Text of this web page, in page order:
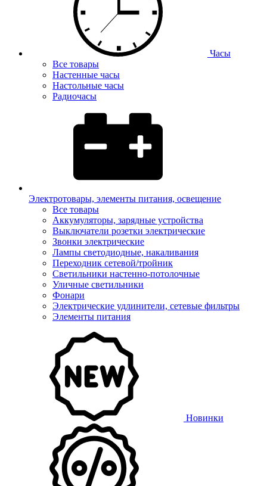
Часы
Все товары
Настенные часы
Настольные часы
Радиочасы
Электротовары, элементы питания, освещение
Все товары
Аккумуляторы, зарядные устройства
Выключатели розетки электрические
Звонки электрические
Лампы светодиодные, накаливания
Переходник сетевой/тройник
Светильники настенно-потолочные
Уличные светильники
Фонари
Электрические удлинители, сетевые фильтры
Элементы питания
Новинки